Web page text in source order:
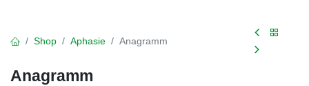
Shop Aphasie Anagramm
Anagramm